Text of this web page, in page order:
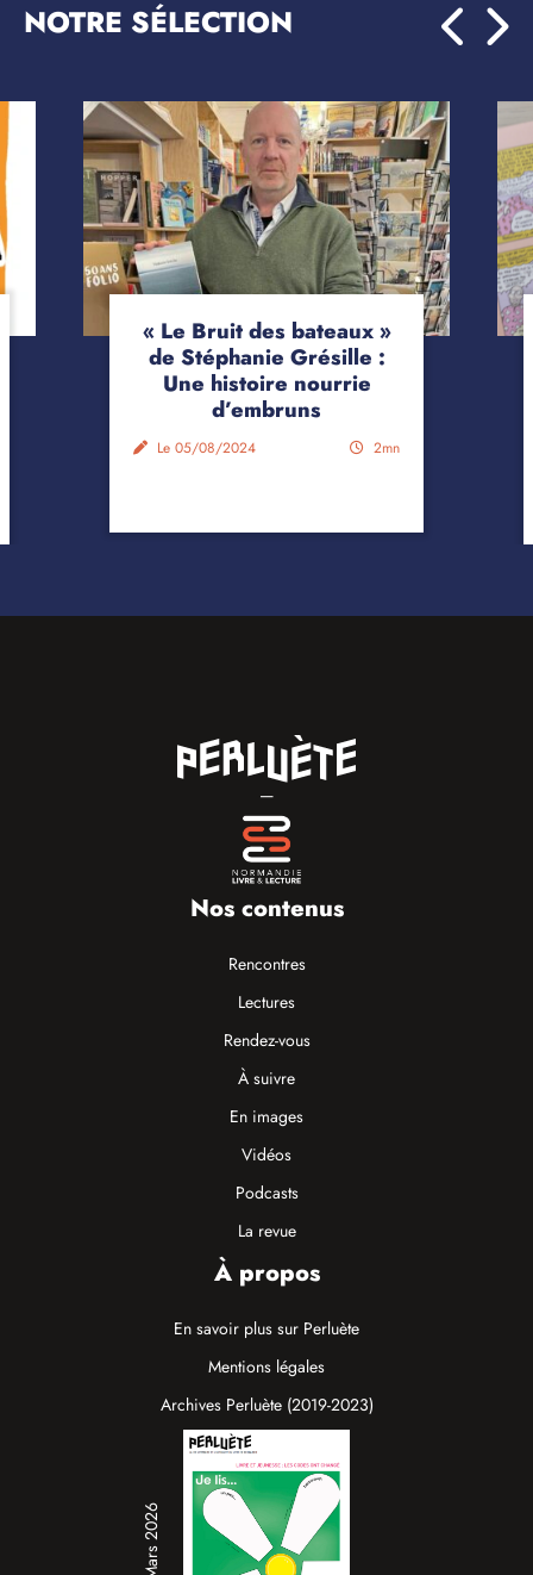
NOTRE SÉLECTION
« Le Bruit des bateaux »
de Stéphanie Grésille :
Une histoire nourrie
d’embruns
Le 05/08/2024 2mn
—
Nos contenus
Rencontres
Lectures
Rendez-vous
À suivre
En images
Vidéos
Podcasts
La revue
À propos
En savoir plus sur Perluète
Mentions légales
Archives Perluète (2019-2023)